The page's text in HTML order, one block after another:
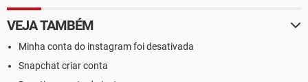
VEJA TAMBÉM
Minha conta do instagram foi desativada
Snapchat criar conta